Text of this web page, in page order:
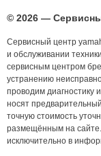
© 2026 —
Сервисный центр
и обслуживании
сервисным центром
устранению
проводим диагностику
носят
точную стоимость
размещённым на
исключительно в